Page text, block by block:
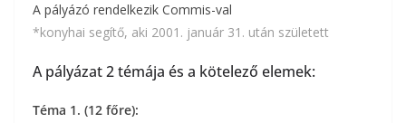
A pályázó rendelkezik Commis-val
*konyhai segítő, aki 2001. január 31. után született
A pályázat 2 témája és a kötelező elemek:
Téma 1. (12 főre):